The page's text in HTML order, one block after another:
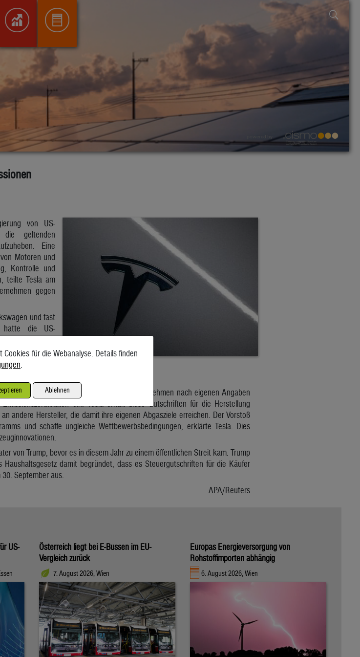
von US-
die geltenden
Eine
Motoren und
Kontrolle und
teilte Tesla am
gegen
und fast
hatte die US-
die strengen
Verkauf von
Spiel. Im vergangenen Jahr nahm das Unternehmen nach eigenen Angaben
ein. Tesla erhält diese Gutschriften für die Herstellung
andere Hersteller, die damit ihre eigenen Abgasziele erreichen. Der Vorstoß
und schaffe ungleiche Wettbewerbsbedingungen, erklärte Tesla. Dies
von Trump, bevor es in diesem Jahr zu einem öffentlichen Streit kam. Trump
damit begründet, dass es Steuergutschriften für die Käufer
September aus.
APA/Reuters
US-
Österreich liegt bei E-Bussen im EU-
Vergleich zurück
7. August 2026, Wien
Europas Energieversorgung von
Rohstoffimporten abhängig
6. August 2026, Wien
Cookies für die Webanalyse. Details finden
.
Ablehnen